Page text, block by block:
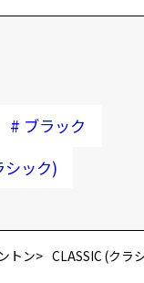
# ブラック
シック)
トン CLASSIC (クラ